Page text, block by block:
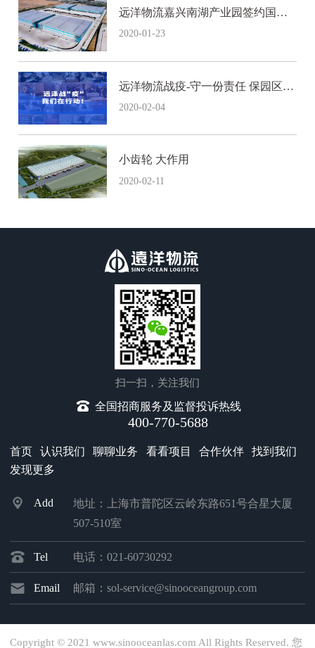
远洋物流嘉兴南湖产业园签约国内
知名内衣新秀品牌
2020-01-23
远洋物流战疫-守一份责任 保园区平
安
2020-02-04
小齿轮 大作用
2020-02-11
扫一扫，关注我们
全国招商服务及监督投诉热线
400-770-5688
首页 认识我们 聊聊业务 看看项目 合作伙伴
找到我们
发现更多
Add
地址：上海市普陀区云岭东路651号合星大厦
507-510室
Tel 电话：021-60730292
Email 邮箱：sol-service@sinooceangroup.com
Copyright © 2021 www.sinooceanlas.com All Rights Reserved. 您